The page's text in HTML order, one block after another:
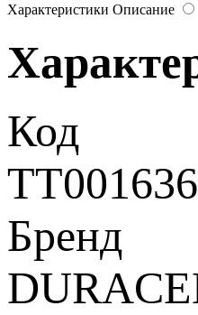
Характеристики Описание
Код
Бренд